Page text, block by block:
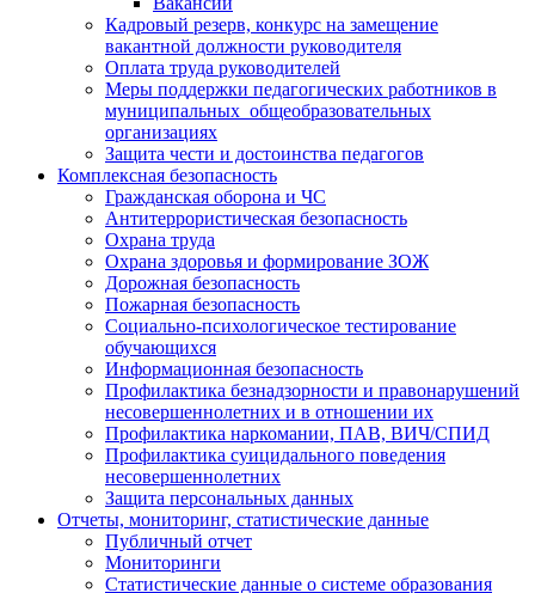
Кадровый резерв, конкурс на замещение
вакантной должности руководителя
Оплата труда руководителей
Меры поддержки педагогических работников в
муниципальных общеобразовательных
организациях
Защита чести и достоинства педагогов
Комплексная безопасность
Гражданская оборона и ЧС
Антитеррористическая безопасность
Охрана труда
Охрана здоровья и формирование ЗОЖ
Дорожная безопасность
Пожарная безопасность
Социально-психологическое тестирование
обучающихся
Информационная безопасность
Профилактика безнадзорности и правонарушений
несовершеннолетних и в отношении их
Профилактика наркомании, ПАВ, ВИЧ/СПИД
Профилактика суицидального поведения
несовершеннолетних
Защита персональных данных
Отчеты, мониторинг, статистические данные
Публичный отчет
Мониторинги
Статистические данные о системе образования